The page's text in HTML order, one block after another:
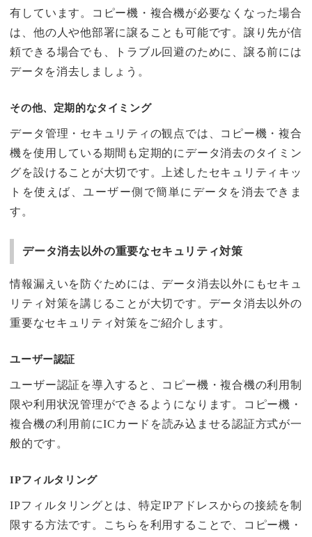
有しています。コピー機・複合機が必要なくなった場合
は、他の人や他部署に譲ることも可能です。譲り先が信
頼できる場合でも、トラブル回避のために、譲る前には
データを消去しましょう。
その他、定期的なタイミング
データ管理・セキュリティの観点では、コピー機・複合
機を使用している期間も定期的にデータ消去のタイミン
グを設けることが大切です。上述したセキュリティキッ
トを使えば、ユーザー側で簡単にデータを消去できま
す。
データ消去以外の重要なセキュリティ対策
情報漏えいを防ぐためには、データ消去以外にもセキュ
リティ対策を講じることが大切です。データ消去以外の
重要なセキュリティ対策をご紹介します。
ユーザー認証
ユーザー認証を導入すると、コピー機・複合機の利用制
限や利用状況管理ができるようになります。コピー機・
複合機の利用前にICカードを読み込ませる認証方式が一
般的です。
IPフィルタリング
IPフィルタリングとは、特定IPアドレスからの接続を制
限する方法です。こちらを利用することで、コピー機・